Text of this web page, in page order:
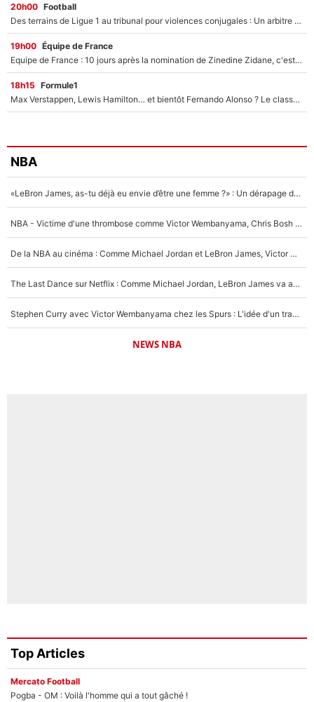
20h00 Football
Des terrains de Ligue 1 au tribunal pour violences conjugales : Un arbitre français encourt une peine de 18 mois de prison !
19h00 Équipe de France
Equipe de France : 10 jours après la nomination de Zinedine Zidane, c'est au tour de son fils de prendre un nouveau départ !
18h15 Formule1
Max Verstappen, Lewis Hamilton… et bientôt Fernando Alonso ? Le classement des pilotes les mieux payés en Formule 1 risque de changer !
NBA
«LeBron James, as-tu déjà eu envie d’être une femme ?» : Un dérapage de Donald Trump sur la superstar de la NBA refait surface
NBA - Victime d'une thrombose comme Victor Wembanyama, Chris Bosh prévient le Français des risques sur sa santé : «J’ai failli mourir sur le coup et j’ai été ramené à la vie»
De la NBA au cinéma : Comme Michael Jordan et LeBron James, Victor Wembanyama rêve d'une carrière d'acteur !
The Last Dance sur Netflix : Comme Michael Jordan, LeBron James va avoir le droit à sa série !
Stephen Curry avec Victor Wembanyama chez les Spurs : L'idée d'un trade historique est lancée en NBA !
NEWS NBA
Top Articles
Mercato Football
Pogba - OM : Voilà l'homme qui a tout gâché !